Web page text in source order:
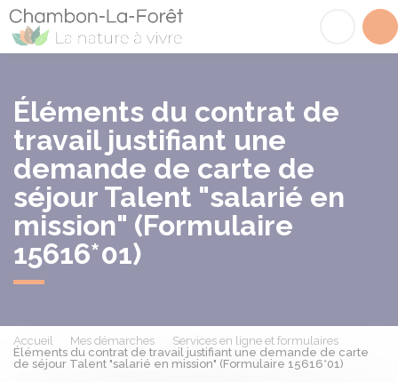
Éléments du contrat de
travail justifiant une
demande de carte de
séjour Talent "salarié en
mission" (Formulaire
15616*01)
Accueil Mes démarches
Services en ligne et formulaires
Éléments du contrat de travail justifiant une demande de carte
de séjour Talent "salarié en mission" (Formulaire 15616*01)